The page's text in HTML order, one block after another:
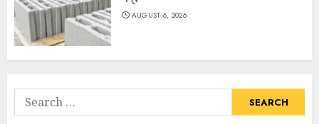
AUGUST 6, 2026
Search
for: